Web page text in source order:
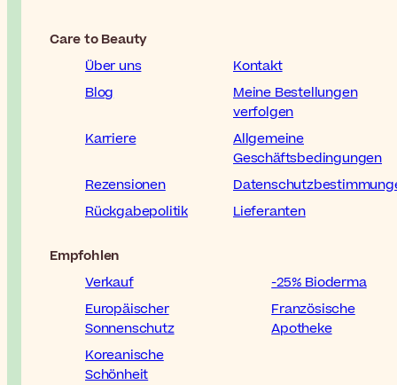
Care to Beauty
Über uns
Kontakt
Blog
Meine Bestellungen
verfolgen
Karriere
Allgemeine
Geschäftsbedingungen
Rezensionen
Rückgabepolitik
Lieferanten
Empfohlen
Verkauf
-25% Bioderma
Europäischer
Sonnenschutz
Französische
Apotheke
Koreanische
Schönheit